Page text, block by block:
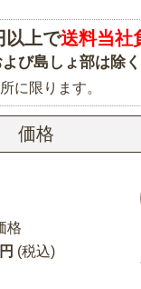
以上で送料当社
び島しょ部は除
に限ります。
価格
格
円 (税込)